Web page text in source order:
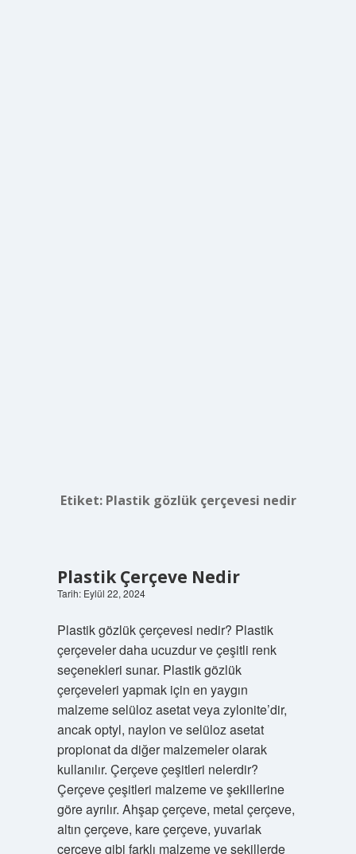
Etiket: Plastik gözlük çerçevesi nedir
Plastik Çerçeve Nedir
Tarih: Eylül 22, 2024
Plastik gözlük çerçevesi nedir? Plastik
çerçeveler daha ucuzdur ve çeşitli renk
seçenekleri sunar. Plastik gözlük
çerçeveleri yapmak için en yaygın
malzeme selüloz asetat veya zylonite’dir,
ancak optyl, naylon ve selüloz asetat
propionat da diğer malzemeler olarak
kullanılır. Çerçeve çeşitleri nelerdir?
Çerçeve çeşitleri malzeme ve şekillerine
göre ayrılır. Ahşap çerçeve, metal çerçeve,
altın çerçeve, kare çerçeve, yuvarlak
çerçeve gibi farklı malzeme ve şekillerde